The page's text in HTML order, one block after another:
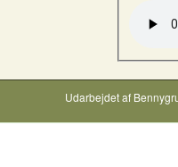
Udarbejdet af